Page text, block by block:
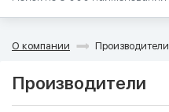
О компании Производители
Производители